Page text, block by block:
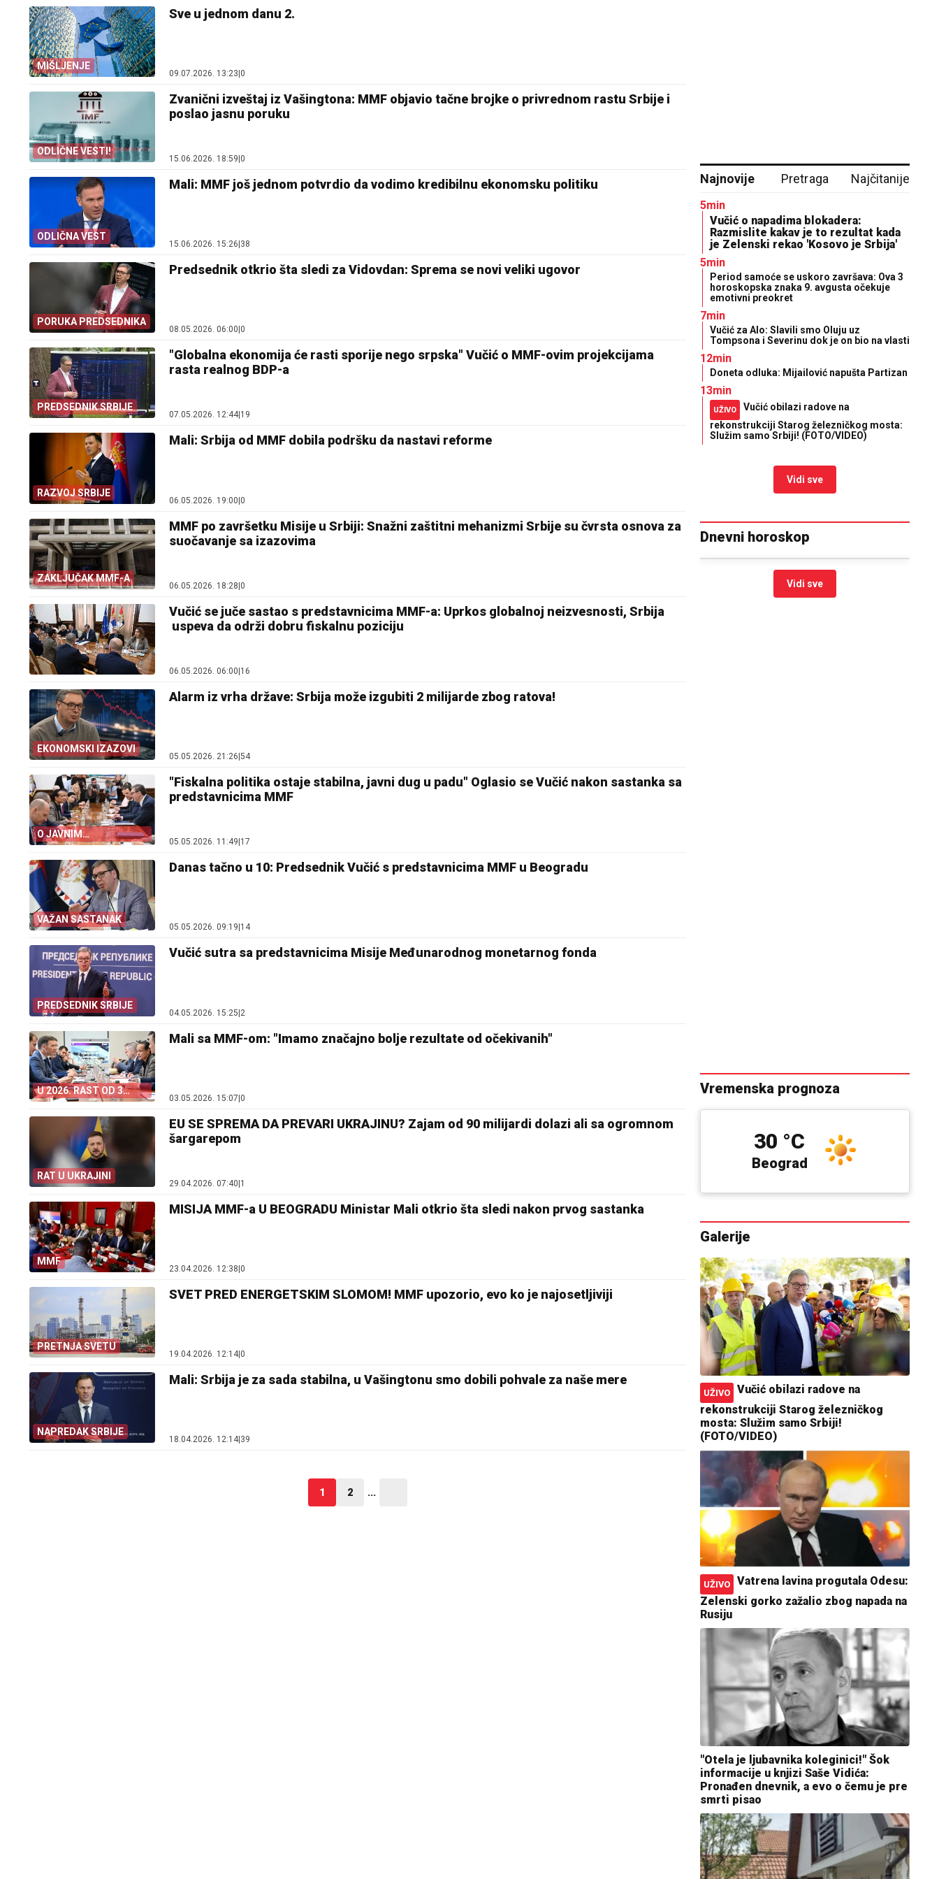
MIŠLJENJE
Sve u jednom danu 2.
09.07.2026. 13:23|0
ODLIČNE VESTI!
Zvanični izveštaj iz Vašingtona: MMF objavio tačne brojke o privrednom rastu Srbije i
poslao jasnu poruku
15.06.2026. 18:59|0
ODLIČNA VEST
Mali: MMF još jednom potvrdio da vodimo kredibilnu ekonomsku politiku
15.06.2026. 15:26 38
PORUKA PREDSEDNIKA
Predsednik otkrio šta sledi za Vidovdan: Sprema se novi veliki ugovor
08.05.2026. 06:00 0
PREDSEDNIK SRBIJE
"Globalna ekonomija će rasti sporije nego srpska" Vučić o MMF-ovim projekcijama
rasta realnog BDP-a
07.05.2026. 12:44 19
RAZVOJ SRBIJE
Mali: Srbija od MMF dobila podršku da nastavi reforme
06.05.2026. 19:00|0
ZAKLJUČAK MMF-A
MMF po završetku Misije u Srbiji: Snažni zaštitni mehanizmi Srbije su čvrsta osnova za
suočavanje sa izazovima
06.05.2026. 18:28|0
Vučić se juče sastao s predstavnicima MMF-a: Uprkos globalnoj neizvesnosti, Srbija
uspeva da održi dobru fiskalnu poziciju
06.05.2026. 06:00|16
EKONOMSKI IZAZOVI
Alarm iz vrha države: Srbija može izgubiti 2 milijarde zbog ratova!
05.05.2026. 21:26 54
O JAVNIM
FINANSIJAMA SRBIJE
"Fiskalna politika ostaje stabilna, javni dug u padu" Oglasio se Vučić nakon sastanka sa
predstavnicima MMF
05.05.2026. 11:49 17
VAŽAN SASTANAK
Danas tačno u 10: Predsednik Vučić s predstavnicima MMF u Beogradu
05.05.2026. 09:19 14
PREDSEDNIK SRBIJE
Vučić sutra sa predstavnicima Misije Međunarodnog monetarnog fonda
04.05.2026. 15:25|2
U 2026. RAST OD 3
ODSTO
Mali sa MMF-om: "Imamo značajno bolje rezultate od očekivanih"
03.05.2026. 15:07|0
RAT U UKRAJINI
EU SE SPREMA DA PREVARI UKRAJINU? Zajam od 90 milijardi dolazi ali sa ogromnom
šargarepom
29.04.2026. 07:40 1
MMF
MISIJA MMF-a U BEOGRADU Ministar Mali otkrio šta sledi nakon prvog sastanka
23.04.2026. 12:38 0
PRETNJA SVETU
SVET PRED ENERGETSKIM SLOMOM! MMF upozorio, evo ko je najosetljiviji
19.04.2026. 12:14 0
NAPREDAK SRBIJE
Mali: Srbija je za sada stabilna, u Vašingtonu smo dobili pohvale za naše mere
18.04.2026. 12:14 39
1 2 ...
Najnovije Pretraga Najčitanije
5min
Vučić o napadima blokadera:
Razmislite kakav je to rezultat kada
je Zelenski rekao 'Kosovo je Srbija'
5min
Period samoće se uskoro završava: Ova 3
horoskopska znaka 9. avgusta očekuje
emotivni preokret
7min
Vučić za Alo: Slavili smo Oluju uz
Tompsona i Severinu dok je on bio na vlasti
12min
Doneta odluka: Mijailović napušta Partizan
13min
UŽIVO
Vučić obilazi radove na
rekonstrukciji Starog železničkog mosta:
Služim samo Srbiji! (FOTO/VIDEO)
Vidi sve
Dnevni horoskop
Vidi sve
Vremenska prognoza
Beograd
30 °C
Galerije
UŽIVO
Vučić obilazi radove na
rekonstrukciji Starog železničkog
mosta: Služim samo Srbiji!
(FOTO/VIDEO)
UŽIVO
Vatrena lavina progutala Odesu:
Zelenski gorko zažalio zbog napada na
Rusiju
"Otela je ljubavnika koleginici!" Šok
informacije u knjizi Saše Vidića:
Pronađen dnevnik, a evo o čemu je pre
smrti pisao